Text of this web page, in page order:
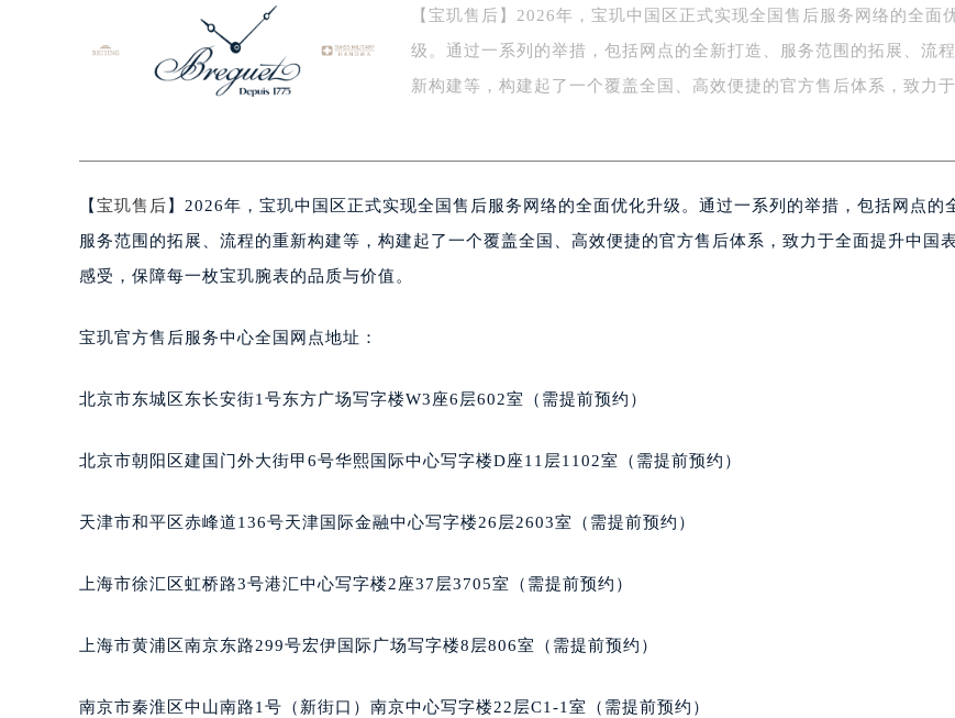
扬州市邗江区国展路29号星耀天地写字楼1号楼18层1803室（需提前预约）
盐城市盐都区世纪大道5号盐城金融城写字楼1号楼16层1604室（需提前预约）
泰州市海陵区永定东路399号置地商务中心东塔写字楼（华润万象城）17层1706室（需提前预约
绍兴市越城区胜利东路379号世茂天际中心写字楼8层805室（需提前预约）
嘉兴市南湖区广益路705号嘉兴世界贸易中心写字楼A座13层1304室（需提前预约）
南昌市红谷滩新区红谷中大道998号绿地双子塔（中央广场）A1座办公楼14层07室（需提前预约）
广州市天河区天河路230号万菱汇国际中心写字楼A塔7层704室（需提前预约）
深圳市罗湖区深南东路5001号华润大厦写字楼17层1701室（需提前预约）
厦门市思明区湖滨东路95号华润大厦写字楼B座11层1104室（需提前预约）
成都市锦江区人民东路6号SAC东原中心写字楼24层2406B室（需提前预约）
长沙市芙蓉区定王台街道建湘路393号世茂环球金融中心写字楼（芙蓉广场）10层13室（需提前预
太原市迎泽区解放路15号亨得利名表服务中心（品牌授权店）3层整层（需提前预约）
沈阳市沈河区中街路83号亨得利名表服务中心（品牌授权店）1层整层（需提前预约）
【宝玑售后】2026年，宝玑中国区正式实现全国售后服务网络的全面
级。通过一系列的举措，包括网点的全新打造、服务范围的拓展、流
新构建等，构建起了一个覆盖全国、高效便捷的官方售后体系，致力
【 宝玑售后 】2026年，宝玑中国区正式实现全国售后服务网络的全面优化升级。通过一系列的举措，包括网点的
服务范围的拓展、流程的重新构建等，构建起了一个覆盖全国、高效便捷的官方售后体系，致力于全面提升中国
感受，保障每一枚宝玑腕表的品质与价值。
宝玑官方售后服务中心全国网点地址：
北京市东城区东长安街1号东方广场写字楼W3座6层602室（需提前预约）
北京市朝阳区建国门外大街甲6号华熙国际中心写字楼D座11层1102室（需提前预约）
天津市和平区赤峰道136号天津国际金融中心写字楼26层2603室（需提前预约）
上海市徐汇区虹桥路3号港汇中心写字楼2座37层3705室（需提前预约）
上海市黄浦区南京东路299号宏伊国际广场写字楼8层806室（需提前预约）
南京市秦淮区中山南路1号（新街口）南京中心写字楼22层C1-1室（需提前预约）